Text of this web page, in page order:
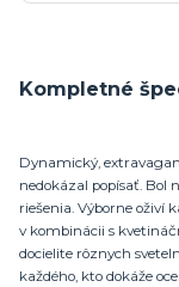
Kompletné
Dynamický,
nedokázal popísať.
riešenia. Výborne oživí
v kombinácii s
docielite rôznych
každého, kto dokáže